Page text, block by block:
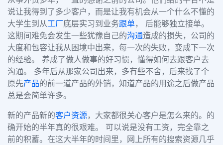
说让我得到了多少客户，而是让我有机会从一个什么不懂的
大学生到从工厂底层实习到业务跟单， 后能够独立接单。
这期间难免会发生一些犹豫自己的沟通造成的损失，公司的
大度和包容让我从困境中出来，每一次的失败，变成下一次
的经验。 养成了做人做事的好习惯，懂得如何去跟客户去
沟通。 多年后从那家公司出来，多有些不舍，后来找了个
原先产品的前一道产品的外销，知道产品的用途之后做产品
总是会简单许多。
新的产品新的客户资源，大家都很关心客户是怎么来的。的
确开始的半年真的很艰难。 可以说是没有工资，完全靠之
前的积蓄。在这大半年的时间里，网上所有的搜索资源几乎